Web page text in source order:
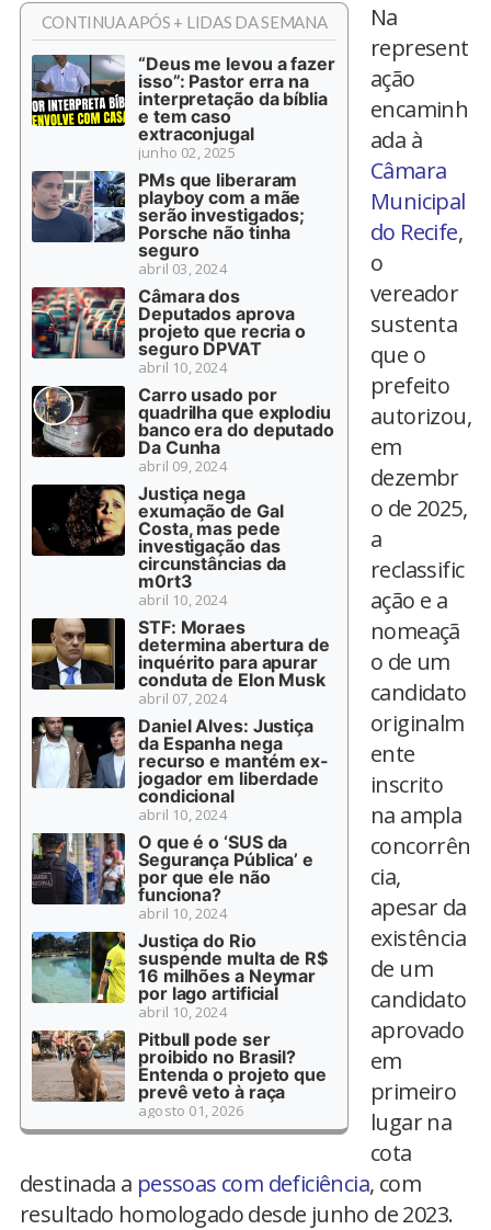
CONTINUA APÓS + LIDAS DA SEMANA
“Deus me levou a fazer
isso”: Pastor erra na
interpretação da bíblia
e tem caso
extraconjugal
junho 02, 2025
PMs que liberaram
playboy com a mãe
serão investigados;
Porsche não tinha
seguro
abril 03, 2024
Câmara dos
Deputados aprova
projeto que recria o
seguro DPVAT
abril 10, 2024
Carro usado por
quadrilha que explodiu
banco era do deputado
Da Cunha
abril 09, 2024
Justiça nega
exumação de Gal
Costa, mas pede
investigação das
circunstâncias da
m0rt3
abril 10, 2024
STF: Moraes
determina abertura de
inquérito para apurar
conduta de Elon Musk
abril 07, 2024
Daniel Alves: Justiça
da Espanha nega
recurso e mantém ex-
jogador em liberdade
condicional
abril 10, 2024
O que é o ‘SUS da
Segurança Pública’ e
por que ele não
funciona?
abril 10, 2024
Justiça do Rio
suspende multa de R$
16 milhões a Neymar
por lago artificial
abril 10, 2024
Pitbull pode ser
proibido no Brasil?
Entenda o projeto que
prevê veto à raça
agosto 01, 2026
Na
represent
ação
encaminh
ada à
Câmara
Municipal
do Recife,
o
vereador
sustenta
que o
prefeito
autorizou,
em
dezembr
o de 2025,
a
reclassific
ação e a
nomeaçã
o de um
candidato
originalm
ente
inscrito
na ampla
concorrên
cia,
apesar da
existência
de um
candidato
aprovado
em
primeiro
lugar na
cota
destinada a pessoas com deficiência, com
resultado homologado desde junho de 2023.